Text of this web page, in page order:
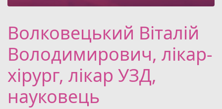
Волковецький Віталій
Володимирович, лікар-
хірург, лікар УЗД,
науковець